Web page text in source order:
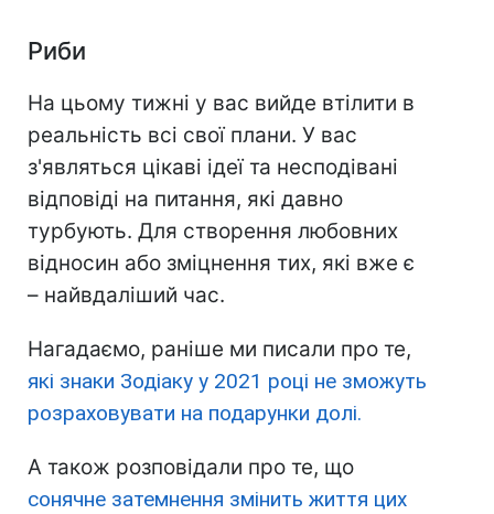
Риби
На цьому тижні у вас вийде втілити в
реальність всі свої плани. У вас
з'являться цікаві ідеї та несподівані
відповіді на питання, які давно
турбують. Для створення любовних
відносин або зміцнення тих, які вже є
– найвдаліший час.
Нагадаємо, раніше ми писали про те,
які знаки Зодіаку у 2021 році не зможуть
розраховувати на подарунки долі.
А також розповідали про те, що
сонячне затемнення змінить життя цих